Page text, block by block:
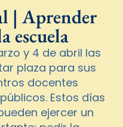
| Aprender
escuela
y 4 de abril las
plaza para sus
docentes
Estos días
ejercer un